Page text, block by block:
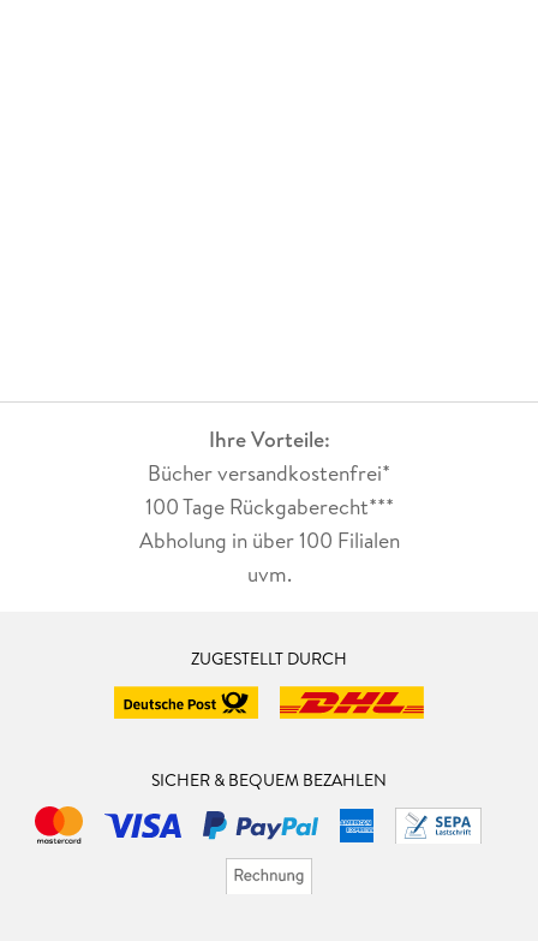
Ihre Vorteile:
Bücher versandkostenfrei*
100 Tage Rückgaberecht***
Abholung in über 100 Filialen
uvm.
ZUGESTELLT DURCH
SICHER & BEQUEM BEZAHLEN